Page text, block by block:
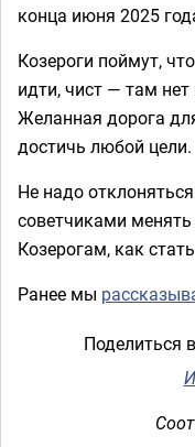
конца июня 2025
Козероги поймут,
идти, чист — там нет
Желанная дорога
достичь любой цели.
Не надо
советчиками
Козерогам, как
Ранее мы
Поделиться